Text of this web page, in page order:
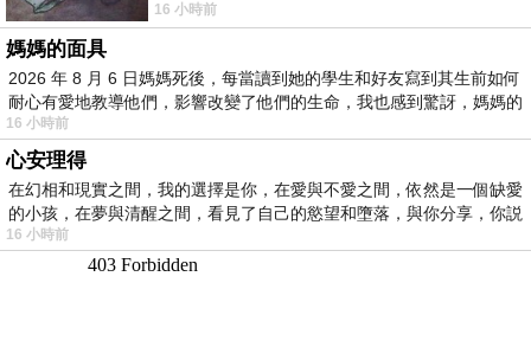
景影射西藏境外流亡 地下組織
16 小時前
媽媽的面具
2026 年 8 月 6 日媽媽死後，每當讀到她的學生和好友寫到其生前如何
耐心有愛地教導他們，影響改變了他們的生命，我也感到驚訝，媽媽的
16 小時前
心安理得
在幻相和現實之間，我的選擇是你，在愛與不愛之間，依然是一個缺愛
的小孩，在夢與清醒之間，看見了自己的慾望和墮落，與你分享，你説
16 小時前